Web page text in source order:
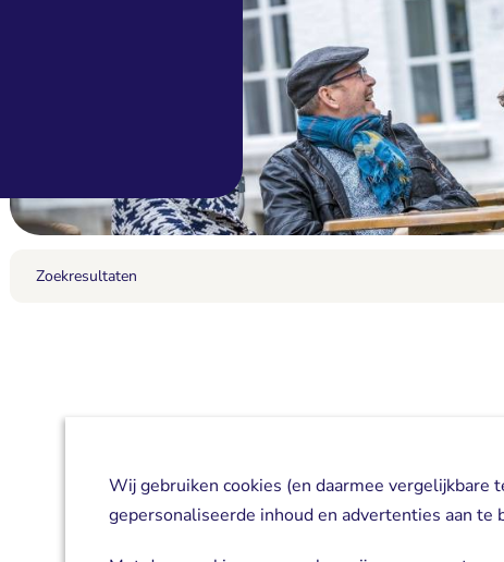
Wij gebruiken cookies (en daarmee
gepersonaliseerde inhoud en advertenties aan te
Zoekresultaten